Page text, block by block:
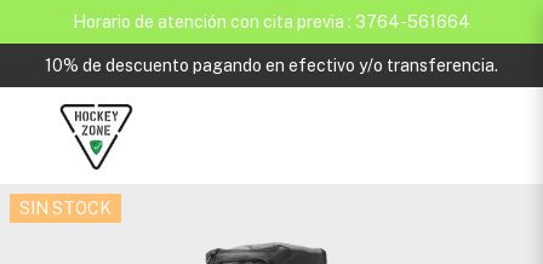
Horario de atención con cita previa : 3764-561664
10% de descuento pagando en efectivo y/o transferencia.
SIN STOCK